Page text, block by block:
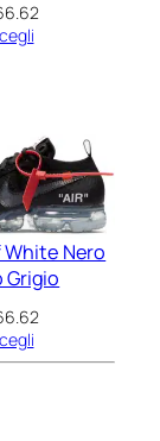
White Nero
Grigio